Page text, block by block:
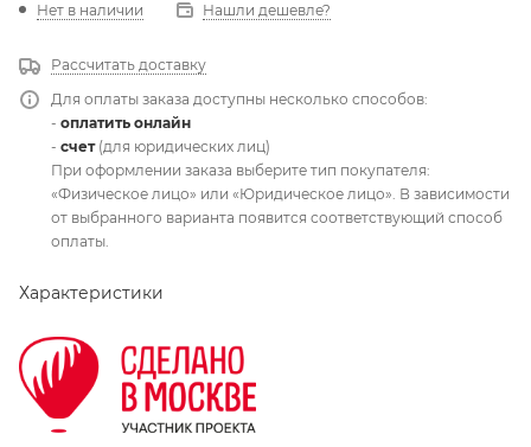
Нет в наличии Нашли дешевле?
Рассчитать доставку
Для оплаты заказа доступны несколько способов:
- оплатить онлайн
- счет(для юридических лиц)
При оформлении заказа выберите тип покупателя:
«Физическое лицо» или «Юридическое лицо». В зависимости
от выбранного варианта появится соответствующий способ
оплаты.
Характеристики